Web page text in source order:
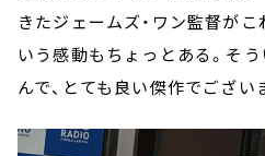
きたジェームズ・ワン監督が
いう感動もちょっとある。そ
んで、とても良い傑作でござい